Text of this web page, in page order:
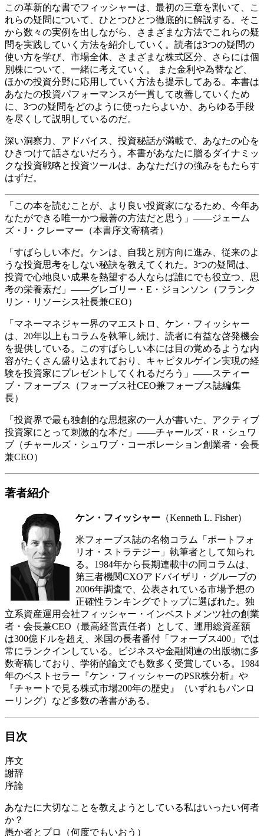
この革新的な書でフィッシャーは、最初の三章を割いて、こ
れらの疑問について、ひとつひとつ徹底的に解説する。そこ
から数々の実例を出しながら、さまざまな方法でこれらの疑
問を実践していく方法を紹介していく。読者は3つの疑問の
使い方を学び、市場全体、さまざまな株式区分、さらには個
別株について、一緒に考えていく。 また金利や為替など、
ほかの投資分野に応用していく方法も提示してある。本書は
あなたの投資パフォーマンスが一貫して改善していくため
に、3つの疑問をどのように使ったらよいか、あらゆる手段
を尽くして説明しているのだ。
深い洞察力、アドバイス、投資秘話が満載で、あなたの心を
ひきつけて話さないだろう。本書があなたに贈るダイナミッ
クな投資戦略と投資ツールは、あなただけの強みをもたらす
はずだ。
「この本を読むことが、より良い投資家になるため、今年あ
なたができる唯一かつ最善の方法だと思う」――ジェーム
ズ・J・クレーマー（本書序文寄稿者）
「すばらしい本だ。ケンは、自我と別方向に進み、従来のよ
うな投資思考をしない秘訣を教えてくれた。3つの疑問は、
投資で心地良い成果を熱望する人ならば誰にでも役立つ、思
考の栄養素だ」――グレゴリー・E・ジョンソン（フランク
リン・リソーシス社長兼CEO）
「マネーマネジャー界のマエストロ、ケン・フィッシャー
は、20年以上もコラムを執筆し続け、読者に有益な啓発機会
を提供している。このすばらしい本には目の覚めるような内
容がたくさん盛り込まれており、キャピタルゲイン実現の経
験を投資家にプレゼントしてくれるだろう」――スティー
ブ・フォーブス（フォーブス社CEO兼フォーブス誌編集
長）
「投資界で最も独創的な思想家の一人が書いた、アクティブ
投資家にとって刺激的な本だ」――チャールズ・R・シュワ
ブ（チャールズ・シュワブ・コーポレーション創業者・会長
兼CEO）
著者紹介
ケン・フィッシャー （Kenneth L. Fisher）
米フォーブス誌の名物コラム「ポートフォ
リオ・ストラテジー」執筆者として知られ
る。1984年から長期連載中の同コラムは、
第三者機関CXOアドバイザリ・グループの
2006年調査で、公表されている市場予想の
正確性ランキングでトップに選ばれた。独
立系資産運用会社フィッシャー・インベストメンツ社の創業
者・会長兼CEO（最高経営責任者）として、運用総資産額
は300億ドルを超え、米国の長者番付「フォーブス400」では
常にランクインしている。ビジネスや金融関連の出版物に多
数寄稿しており、学術的論文でも数多く受賞している。1984
年のベストセラー『ケン・フィッシャーのPSR株分析』や
『チャートで見る株式市場200年の歴史』（いずれもパンロ
ーリング）など多数の著書がある。
目次
序文
謝辞
序論
あなたに大切なことを教えようとしている私はいったい何者
か？
愚か者とプロ（何度でもいおう）